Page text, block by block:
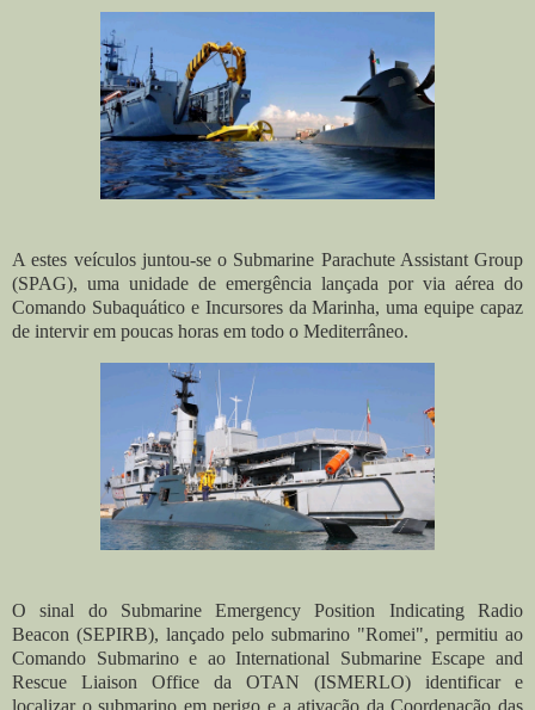
A estes veículos juntou-se o Submarine Parachute Assistant Group
(SPAG), uma unidade de emergência lançada por via aérea do
Comando Subaquático e Incursores da Marinha, uma equipe capaz
de intervir em poucas horas em todo o Mediterrâneo.
O sinal do Submarine Emergency Position Indicating Radio
Beacon (SEPIRB), lançado pelo submarino "Romei", permitiu ao
Comando Submarino e ao International Submarine Escape and
Rescue Liaison Office da OTAN (ISMERLO) identificar e
localizar o submarino em perigo e a ativação da Coordenação das